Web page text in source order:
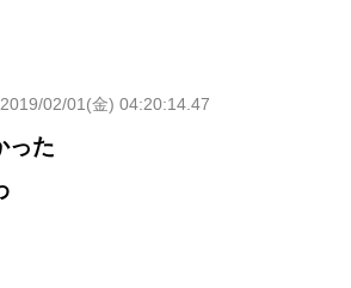
2019/02/01(金) 04:20:14.47
った